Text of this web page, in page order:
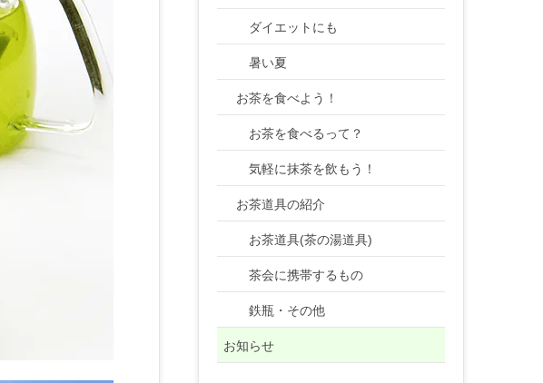
ダイエットにも
暑い夏
お茶を食べよう！
お茶を食べるって？
気軽に抹茶を飲もう！
お茶道具の紹介
お茶道具(茶の湯道具)
茶会に携帯するもの
鉄瓶・その他
お知らせ